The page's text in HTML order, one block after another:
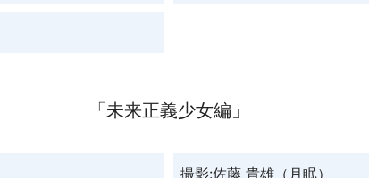
「未来正義少女編」
撮影:佐藤 貴雄（月眠）